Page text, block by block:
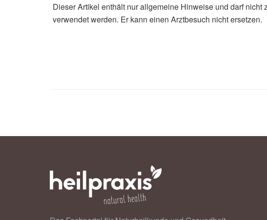
Dieser Artikel enthält nur allgemeine Hinweise und darf
verwendet werden. Er kann einen Arztbesuch nicht ersetzen.